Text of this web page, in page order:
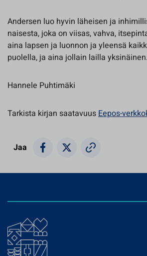
Andersen luo hyvin läheisen ja
naisesta, joka on viisas, vahva,
aina lapsen ja luonnon ja yleensä
puolella, ja aina jollain lailla yksinäinen.
Hannele Puhtimäki
Tarkista kirjan saatavuusEepos-
Jaa